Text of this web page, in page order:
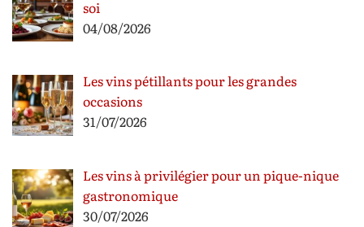
soi
04/08/2026
Les vins pétillants pour les grandes
occasions
31/07/2026
Les vins à privilégier pour un pique-nique
gastronomique
30/07/2026